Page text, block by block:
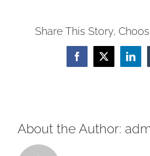
Share This Story,
Facebook
X
About the Author: